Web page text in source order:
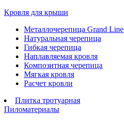
Кровля для крыши
Металлочерепица Grand Line
Натуральная черепица
Гибкая черепица
Наплавляемая кровля
Композитная черепица
Мягкая кровля
Расчет кровли
Плитка тротуарная
Пиломатериалы